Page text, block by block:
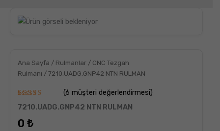
Ana Sayfa / Rulmanlar / CNC Tezgah
Rulmanı / 7210.UADG.GNP42 NTN RULMAN
6
müşteri
puanına
5
(6 müşteri değerlendirmesi)
7210.UADG.GNP42 NTN RULMAN
0 ₺
NTN